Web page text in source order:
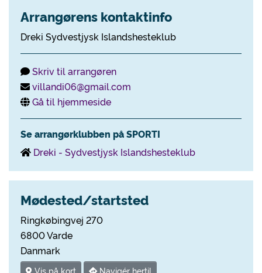
Arrangørens kontaktinfo
Dreki Sydvestjysk Islandshesteklub
Skriv til arrangøren
villandi06@gmail.com
Gå til hjemmeside
Se arrangørklubben på SPORTI
Dreki - Sydvestjysk Islandshesteklub
Mødested/startsted
Ringkøbingvej 270
6800 Varde
Danmark
Vis på kort Navigér hertil